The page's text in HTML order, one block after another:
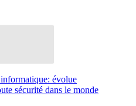
évolue
sécurité dans le monde